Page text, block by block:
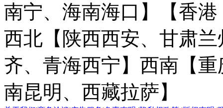
南宁、海南海口】
【香
西北【陕西西安、甘肃
齐、青海西宁】 西南【
南昆明、西藏拉萨】